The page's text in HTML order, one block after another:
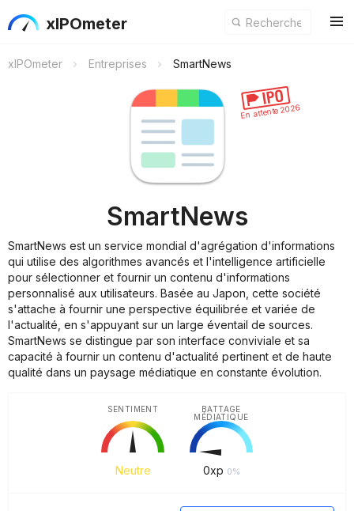
xIPOmeter
xIPOmeter Entreprises SmartNews
En attente 2026
SmartNews
SmartNews est un service mondial d'agrégation d'informations
qui utilise des algorithmes avancés et l'intelligence artificielle
pour sélectionner et fournir un contenu d'informations
personnalisé aux utilisateurs. Basée au Japon, cette société
s'attache à fournir une perspective équilibrée et variée de
l'actualité, en s'appuyant sur un large éventail de sources.
SmartNews se distingue par son interface conviviale et sa
capacité à fournir un contenu d'actualité pertinent et de haute
qualité dans un paysage médiatique en constante évolution.
Neutre
SENTIMENT
0xp 0%
BATTAGE
MÉDIATIQUE